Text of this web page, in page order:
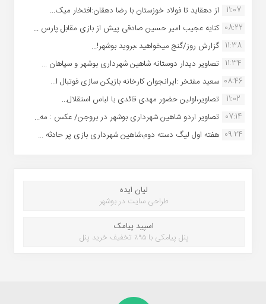
11:07
از دهقاید تا فولاد خوزستان با رضا دهقان:افتخار میک...
08:22 کنایه عجیب امیر حسین صادقی پیش از بازی مقابل پارس ...
11:38 گزارش روز/گنج میخواهید ،بروید بوشهر!...
11:34 تصاویر دیدار دوستانه شاهین شهردارى بوشهر و سپاهان ...
08:46 سعید مفتخر :ایرانجوان کارخانه بازیکن سازی فوتبال ا...
11:02
تصاویر،اولین حضور مهدی قائدی با لباس استقلال...
07:14 تصاویر اردو شاهین شهرداری بوشهر در بروجن/ عکس : مه...
09:24 هفته اول لیگ دسته دوم،شاهین شهرداری بازی پر حادثه ...
لیان ایده
طراحی سایت در بوشهر
اسپید پیامک
پنل پیامکی با ۹۵٪ تخفیف خرید پنل